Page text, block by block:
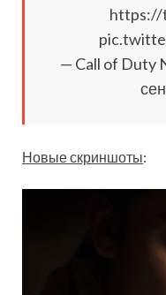
https://
— Call of Duty
Новые скриншоты: